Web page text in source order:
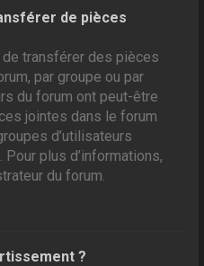
de pièces
transférer des pièces
par groupe ou par
du forum ont peut-être
jointes dans le forum
d’utilisateurs
plus d’informations,
du forum.
?